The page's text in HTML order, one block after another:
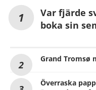
Var fjärde
boka sin
Grand Tromsø
Överraska